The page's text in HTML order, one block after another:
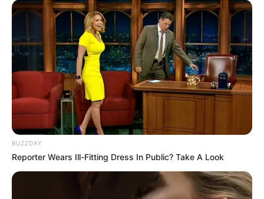
BUZZDAY
Reporter Wears Ill-Fitting Dress In Public? Take A Look